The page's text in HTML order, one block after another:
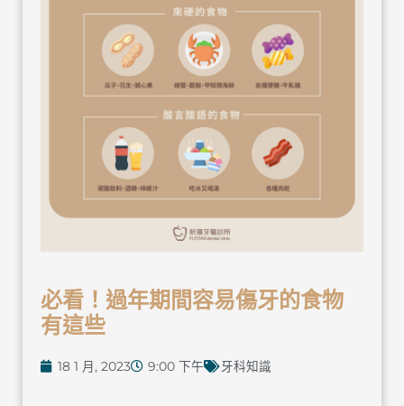
必看！過年期間容易傷牙的食物
有這些
18 1 月, 2023 9:00 下午 牙科知識